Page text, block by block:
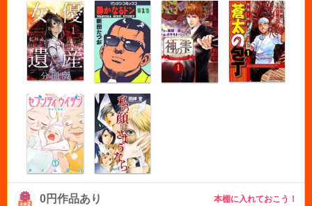
0円作品あり 本棚に入れておこう！